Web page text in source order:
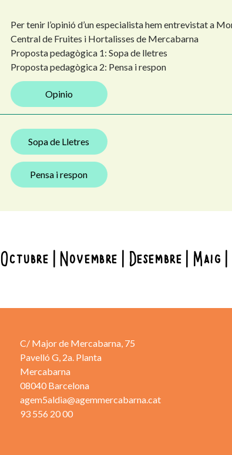
Per tenir l’opinió d’un especialista hem entrevistat a
Central de Fruites i Hortalisses de Mercabarna
Proposta pedagògica 1: Sopa de lletres
Proposta pedagògica 2: Pensa i respon
Opinio
Sopa de Lletres
Pensa i respon
Octubre Novembre Desembre Maig
C/ Major de Mercabarna, 75
Pavelló G, 2a. Planta
Mercabarna
08040 Barcelona
agem5aldia@agemmercabarna.cat
93 556 20 00